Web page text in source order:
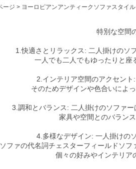
ージ > ヨーロピアンアンティークソファスタイル
特別な空間
1.快適さとリラックス: 二人掛けのソ
一人でも二人でもゆったりと座
2.インテリア空間のアクセント
そのためデザインや色合いによ
3.調和とバランス: 二人掛けのソファ
家具や空間とのバラン
4.多様なデザイン: 一人掛けの
ファの代名詞チェスターフィールドソフ
個々の好みやインテリア